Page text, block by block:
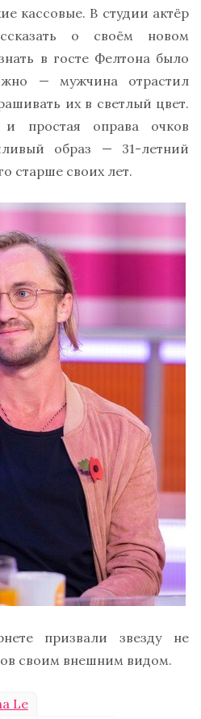
кассовые. В студии актёр
о своём новом
в госте Фелтона было
— мужчина отрастил
их в светлый цвет.
и простая оправа очков
образ — 31-летний
старше своих лет.
призвали звезду не
своим внешним видом.
Le